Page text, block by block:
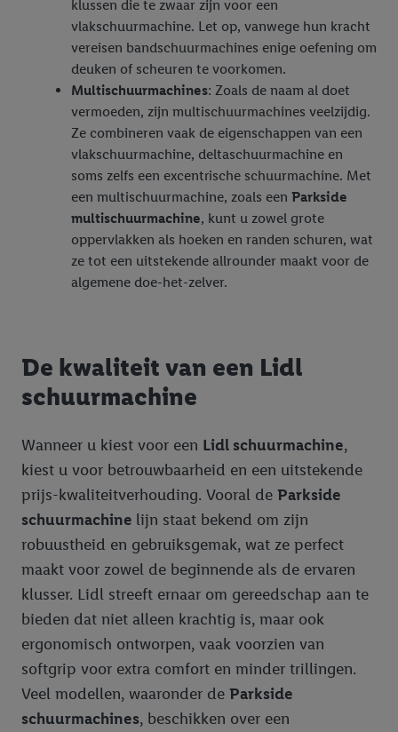
klussen die te zwaar zijn voor een
vlakschuurmachine. Let op, vanwege hun kracht
vereisen bandschuurmachines enige oefening om
deuken of scheuren te voorkomen.
Multischuurmachines: Zoals de naam al doet
vermoeden, zijn multischuurmachines veelzijdig.
Ze combineren vaak de eigenschappen van een
vlakschuurmachine, deltaschuurmachine en
soms zelfs een excentrische schuurmachine. Met
een multischuurmachine, zoals een Parkside
multischuurmachine, kunt u zowel grote
oppervlakken als hoeken en randen schuren, wat
ze tot een uitstekende allrounder maakt voor de
algemene doe-het-zelver.
De kwaliteit van een Lidl
schuurmachine
Wanneer u kiest voor een Lidl schuurmachine,
kiest u voor betrouwbaarheid en een uitstekende
prijs-kwaliteitverhouding. Vooral de Parkside
schuurmachine lijn staat bekend om zijn
robuustheid en gebruiksgemak, wat ze perfect
maakt voor zowel de beginnende als de ervaren
klusser. Lidl streeft ernaar om gereedschap aan te
bieden dat niet alleen krachtig is, maar ook
ergonomisch ontworpen, vaak voorzien van
softgrip voor extra comfort en minder trillingen.
Veel modellen, waaronder de Parkside
schuurmachines, beschikken over een